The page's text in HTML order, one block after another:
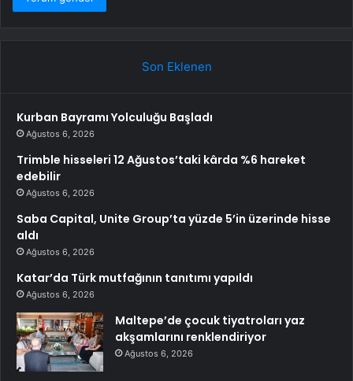
Son Eklenen
Kurban Bayramı Yolculuğu Başladı
Ağustos 6, 2026
Trimble hisseleri 12 Ağustos’taki kârda %6 hareket
edebilir
Ağustos 6, 2026
Saba Capital, Unite Group’ta yüzde 5’in üzerinde hisse
aldı
Ağustos 6, 2026
Katar’da Türk mutfağının tanıtımı yapıldı
Ağustos 6, 2026
Maltepe’de çocuk tiyatroları yaz
akşamlarını renklendiriyor
Ağustos 6, 2026